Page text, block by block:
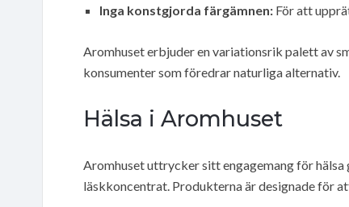
Inga konstgjorda färgämnen: För att
Aromhuset erbjuder en variationsrik palett av
konsumenter som föredrar naturliga alternativ.
Hälsa i Aromhuset
Aromhuset uttrycker sitt engagemang för
läskkoncentrat. Produkterna är designade för